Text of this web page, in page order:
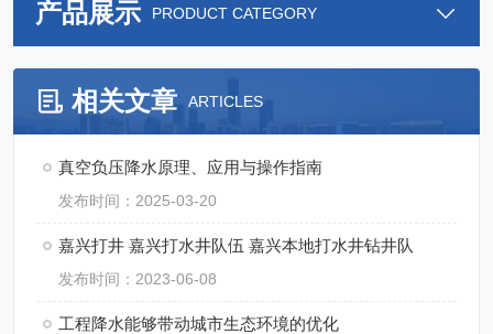
产品展示 PRODUCT CATEGORY
相关文章 ARTICLES
真空负压降水原理、应用与操作指南
发布时间：2025-03-20
嘉兴打井 嘉兴打水井队伍 嘉兴本地打水井钻井队
发布时间：2023-06-08
工程降水能够带动城市生态环境的优化